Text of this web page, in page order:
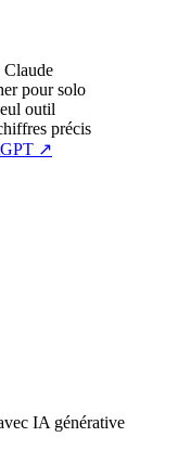
Claude
pour solo
outil
précis
↗
IA générative